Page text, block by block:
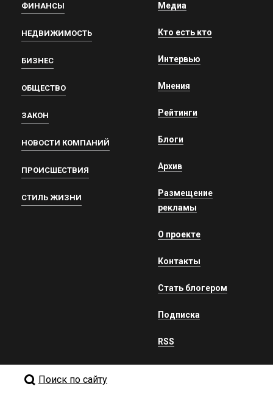
ФИНАНСЫ
НЕДВИЖИМОСТЬ
БИЗНЕС
ОБЩЕСТВО
ЗАКОН
НОВОСТИ КОМПАНИЙ
ПРОИСШЕСТВИЯ
СТИЛЬ ЖИЗНИ
Медиа
Кто есть кто
Интервью
Мнения
Рейтинги
Блоги
Архив
Размещение
рекламы
О проекте
Контакты
Стать блогером
Подписка
RSS
Поиск по сайту